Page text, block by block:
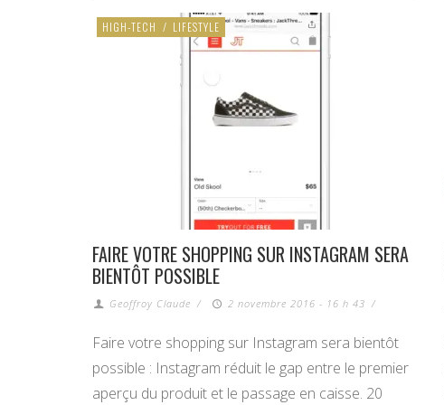
HIGH-TECH / LIFESTYLE
FAIRE VOTRE SHOPPING SUR INSTAGRAM SERA
BIENTÔT POSSIBLE
Geoffroy Claude / 2 novembre 2016 - 16 h 43 /
Faire votre shopping sur Instagram sera bientôt
possible : Instagram réduit le gap entre le premier
aperçu du produit et le passage en caisse. 20